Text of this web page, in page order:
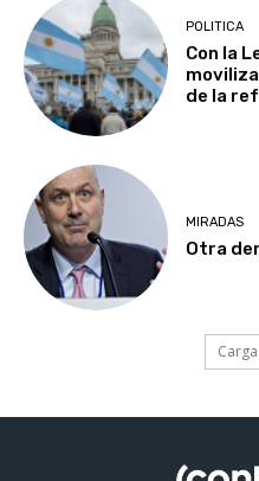
POLITICA
Con la
de la
MIRADAS
Otra